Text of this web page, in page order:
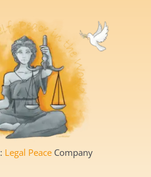
: Legal Peace Company